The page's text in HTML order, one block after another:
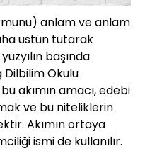
anlam ve anlam
üstün tutarak
başında
Dilbilim Okulu
akımın amacı, edebi
ve bu niteliklerin
Akımın ortaya
ismi de kullanılır.